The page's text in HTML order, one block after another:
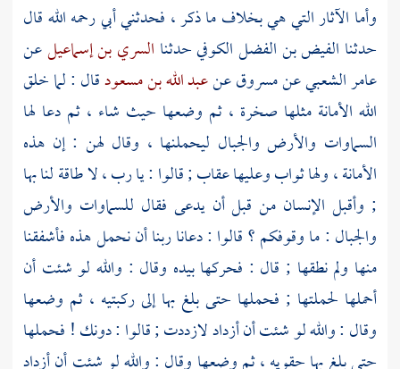
وأما الآثار التي هي بخلاف ما ذكر ، فحدثنيأبيرحمه الله قال
حدثنا الفيض بن الفضل الكوفيحدثنا السري بن إسماعيلعن
عامر الشعبيعنمسروقعنعبد الله بن مسعودقال : لما خلق
الله الأمانة مثلها صخرة ، ثم وضعها حيث شاء ، ثم دعا لها
السماوات والأرض والجبال ليحملنها ، وقال لهن : إن هذه
الأمانة ، ولها ثواب وعليها عقاب ; قالوا : يا رب ، لا طاقة لنا بها
; وأقبل الإنسان من قبل أن يدعى فقال للسماوات والأرض
والجبال : ما وقوفكم ؟ قالوا : دعانا ربنا أن نحمل هذه فأشفقنا
منها ولم نطقها ; قال : فحركها بيده وقال : والله لو شئت أن
أحملها لحملتها ; فحملها حتى بلغ بها إلى ركبتيه ، ثم وضعها
وقال : والله لو شئت أن أزداد لازددت ; قالوا : دونك ! فحملها